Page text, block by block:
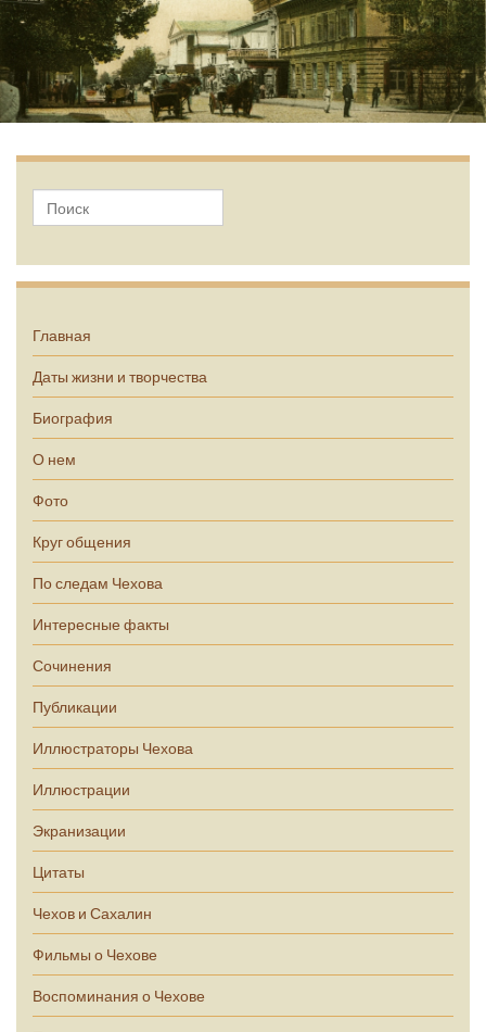
Главная
Даты жизни и творчества
Биография
О нем
Фото
Круг общения
По следам Чехова
Интересные факты
Сочинения
Публикации
Иллюстраторы Чехова
Иллюстрации
Экранизации
Цитаты
Чехов и Сахалин
Фильмы о Чехове
Воспоминания о Чехове